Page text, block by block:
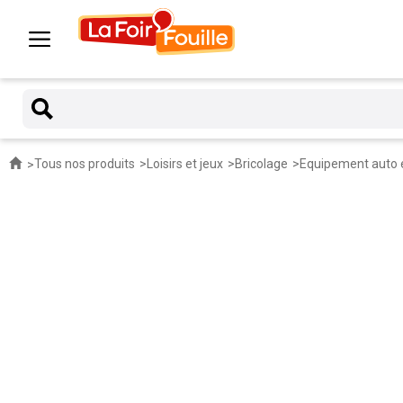
Tous nos produits Loisirs et jeux Bricolage Equipement auto